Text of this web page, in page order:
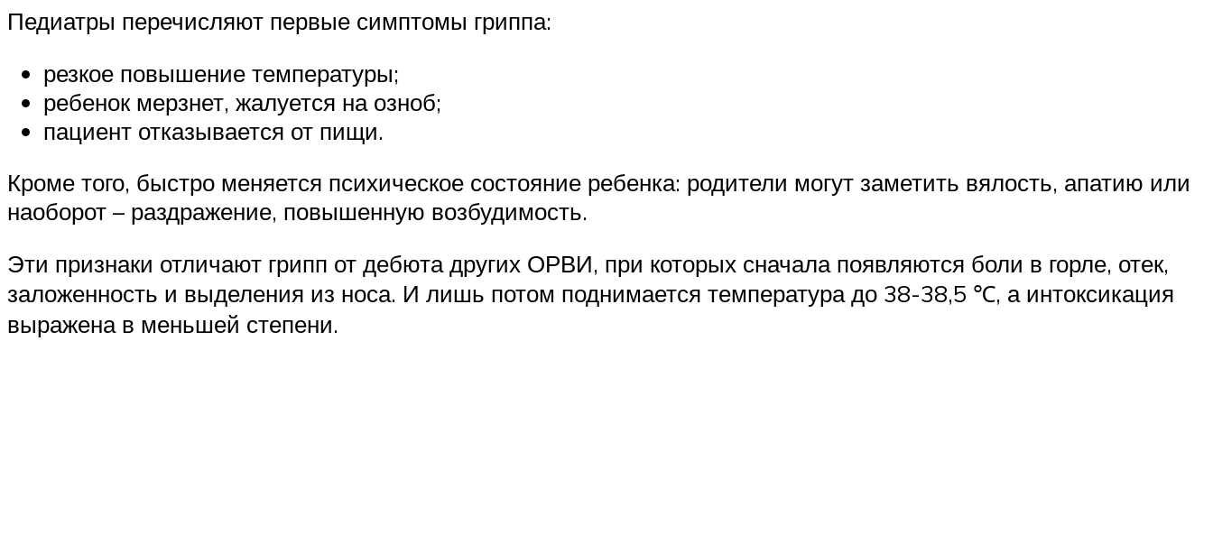
Педиатры перечисляют первые симптомы гриппа:
резкое повышение температуры;
ребенок мерзнет, жалуется на озноб;
пациент отказывается от пищи.
Кроме того, быстро меняется психическое состояние ребенка: родители могут заметить вялость, апатию или
наоборот – раздражение, повышенную возбудимость.
Эти признаки отличают грипп от дебюта других ОРВИ, при которых сначала появляются боли в горле, отек,
заложенность и выделения из носа. И лишь потом поднимается температура до 38-38,5 ℃, а интоксикация
выражена в меньшей степени.